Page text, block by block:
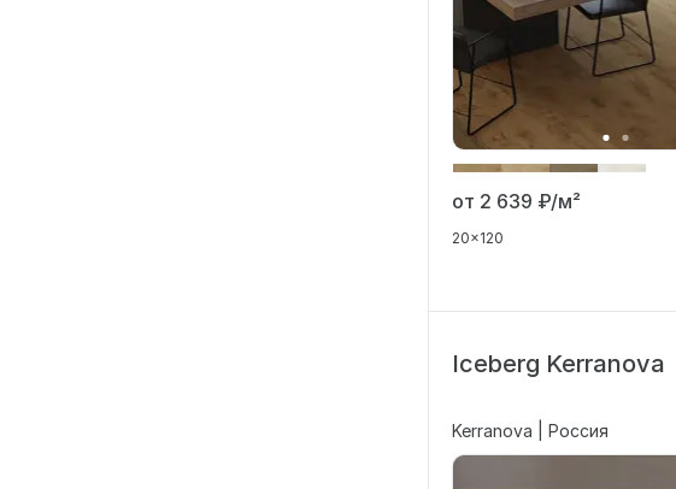
от 2 639 ₽/м²
20x120
Iceberg Kerranova
Kerranova | Россия